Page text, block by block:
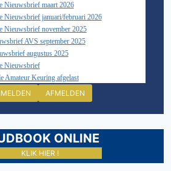
Nieuwsbrief maart 2026
Nieuwsbrief januari/februari 2026
Nieuwsbrief november 2025
AVS september 2025
augustus 2025
Nieuwsbrief
Amateur Keuring afgelast
AFMELDEN
ONLINE
KLIK HIER !